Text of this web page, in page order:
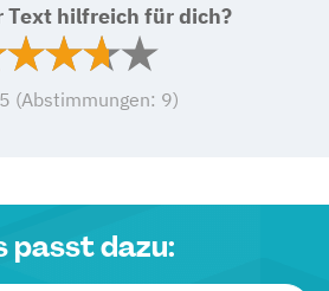
Text hilfreich für dich?
(Abstimmungen: 9)
passt dazu: